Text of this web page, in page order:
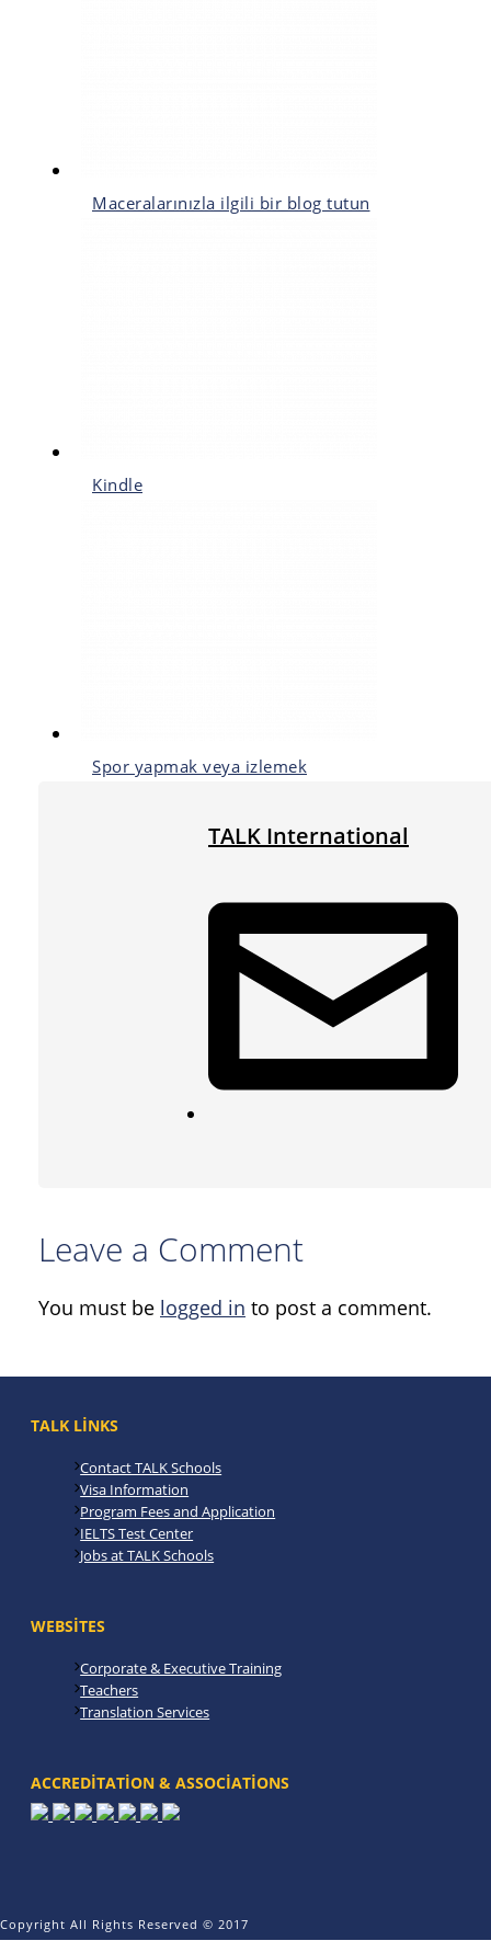
Maceralarınızla ilgili bir blog tutun
Kindle
Spor yapmak veya izlemek
TALK International
Leave a Comment
You must be logged in to post a comment.
TALK LINKS
Contact TALK Schools
Visa Information
Program Fees and Application
IELTS Test Center
Jobs at TALK Schools
WEBSITES
Corporate & Executive Training
Teachers
Translation Services
ACCREDITATION & ASSOCIATIONS
Copyright All Rights Reserved © 2017